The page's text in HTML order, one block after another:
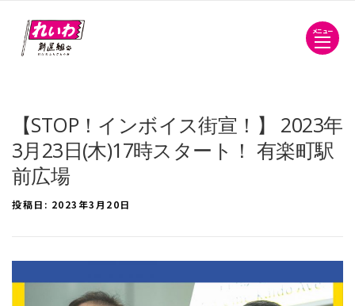
メニュー
【STOP！インボイス街宣！】 2023年
3月23日(木)17時スタート！ 有楽町駅
前広場
投稿日: 2023年3月20日